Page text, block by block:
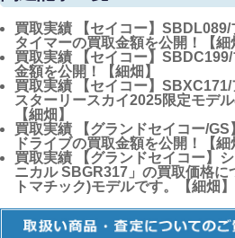
買取実績 【セイコー】
タイマーの買取金額を公開！【細
買取実績 【セイコー】
金額を公開！【細畑】
買取実績 【セイコー】
スターリースカイ2025限定モデ
【細畑】
買取実績 【グランドセイコー/
ドライブの買取金額を公開！【細
買取実績 【グランドセイコー】
ニカル SBGR317」の買取価格に
トマチック)モデルです。【細畑】